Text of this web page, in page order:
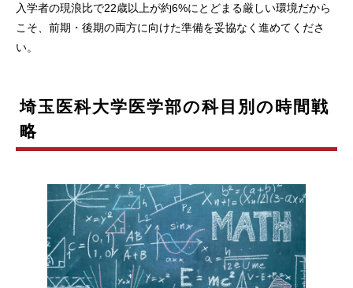
入学者の現浪比で22歳以上が約6%にとどまる厳しい環境だから
こそ、前期・後期の両方に向けた準備を妥協なく進めてくださ
い。
埼玉医科大学医学部の科目別の時間戦
略